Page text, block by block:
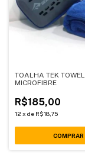
TOALHA TEK TOWEL
MICROFIBRE
R$185,00
12 x de R$18,75